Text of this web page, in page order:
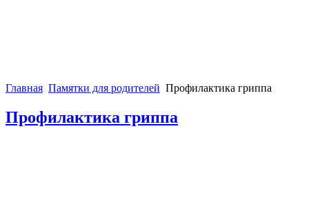
Главная Памятки для родителей Профилактика гриппа
Профилактика гриппа